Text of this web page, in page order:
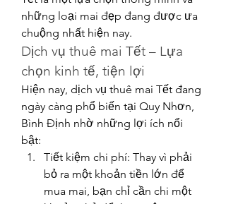
những loại mai đẹp đang được ưa
chuộng nhất hiện nay.
Dịch vụ thuê mai Tết – Lựa
chọn kinh tế, tiện lợi
Hiện nay, dịch vụ thuê mai Tết đang
ngày càng phổ biến tại Quy Nhơn,
Bình Định nhờ những lợi ích nổi
bật:
Tiết kiệm chi phí: Thay vì phải
bỏ ra một khoản tiền lớn để
mua mai, bạn chỉ cần chi một